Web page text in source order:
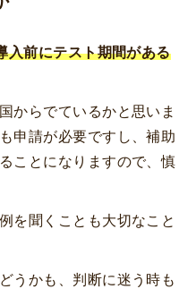
入前にテスト期間がある
からでているかと思いま
申請が必要ですし、補助
ことになりますので、慎
を聞くことも大切なこと
うかも、判断に迷う時も